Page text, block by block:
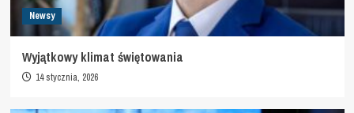
Newsy
Wyjątkowy klimat świętowania
14 stycznia, 2026